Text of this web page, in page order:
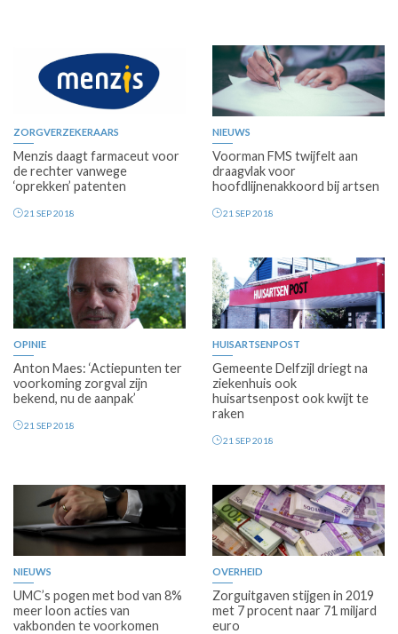
ZORGVERZEKERAARS
Menzis daagt farmaceut voor
de rechter vanwege
‘oprekken’ patenten
21 SEP 2018
NIEUWS
Voorman FMS twijfelt aan
draagvlak voor
hoofdlijnenakkoord bij artsen
21 SEP 2018
OPINIE
Anton Maes: ‘Actiepunten ter
voorkoming zorgval zijn
bekend, nu de aanpak’
21 SEP 2018
HUISARTSENPOST
Gemeente Delfzijl driegt na
ziekenhuis ook
huisartsenpost ook kwijt te
raken
21 SEP 2018
NIEUWS
UMC’s pogen met bod van 8%
meer loon acties van
vakbonden te voorkomen
OVERHEID
Zorguitgaven stijgen in 2019
met 7 procent naar 71 miljard
euro